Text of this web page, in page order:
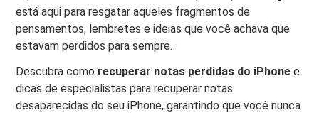
está aqui para resgatar aqueles fragmentos de
pensamentos, lembretes e ideias que você achava que
estavam perdidos para sempre.
Descubra como recuperar notas perdidas do iPhone e
dicas de especialistas para recuperar notas
desaparecidas do seu iPhone, garantindo que você nunca